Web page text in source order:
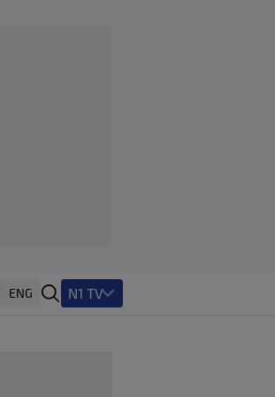
ENG N1 TV